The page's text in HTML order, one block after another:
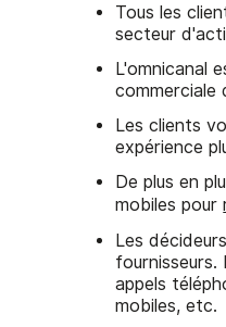
Tous les
secteur
L'omnicanal
commerciale
Les clients
expérience
De plus en
mobiles pour
Les
fournisseurs.
appels
mobiles, etc.